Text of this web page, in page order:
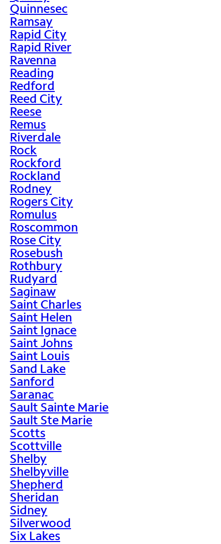
Quinnesec
Ramsay
Rapid City
Rapid River
Ravenna
Reading
Redford
Reed City
Reese
Remus
Riverdale
Rock
Rockford
Rockland
Rodney
Rogers City
Romulus
Roscommon
Rose City
Rosebush
Rothbury
Rudyard
Saginaw
Saint Charles
Saint Helen
Saint Ignace
Saint Johns
Saint Louis
Sand Lake
Sanford
Saranac
Sault Sainte Marie
Sault Ste Marie
Scotts
Scottville
Shelby
Shelbyville
Shepherd
Sheridan
Sidney
Silverwood
Six Lakes